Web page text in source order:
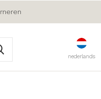
nederlands